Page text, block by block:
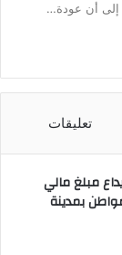
إلى أن عودة…
تعليقات
مبلغ مالي
بمدينة